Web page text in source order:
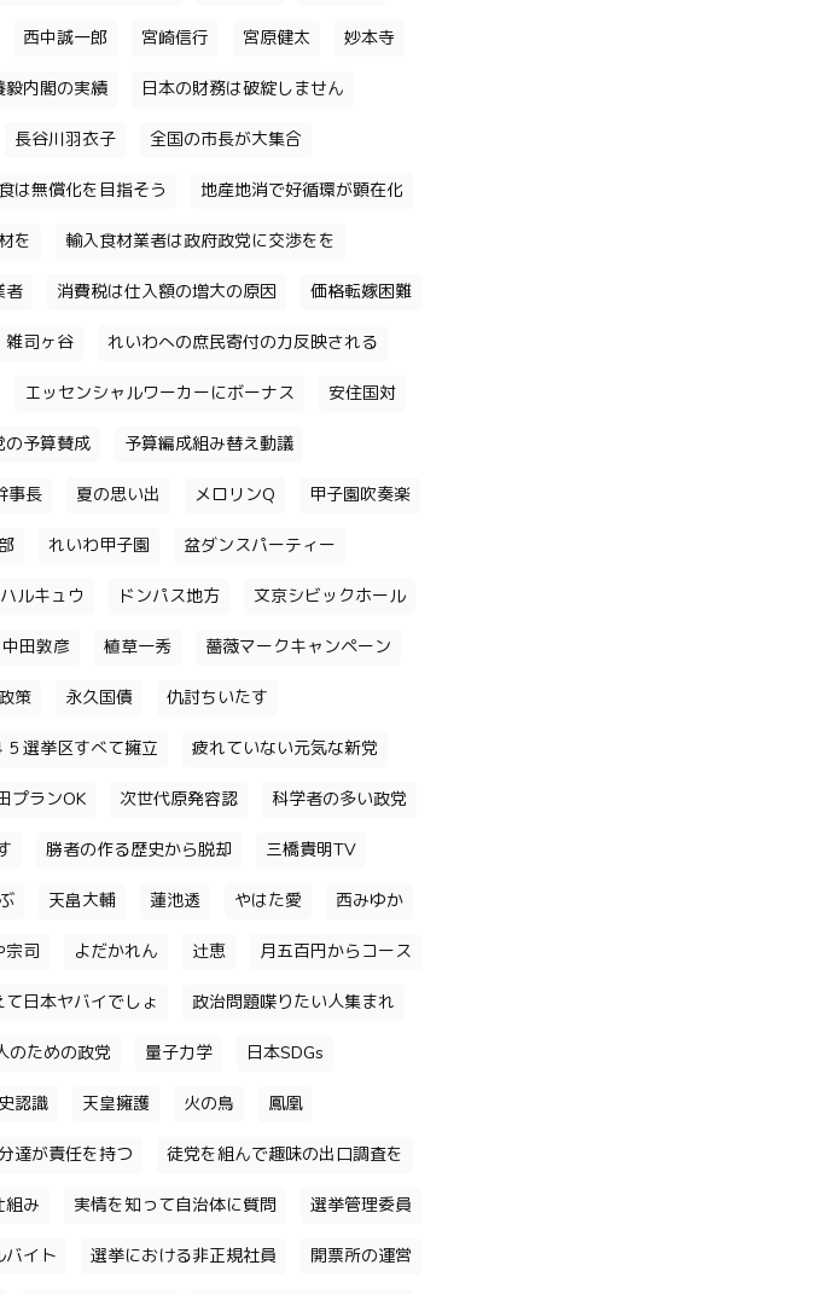
西中誠一郎 宮崎信行 宮原健太 妙本寺
毅内閣の実績 日本の財務は破綻しません
長谷川羽衣子 全国の市長が大集合
は無償化を目指そう 地産地消で好循環が顕在化
を 輸入食材業者は政府政党に交渉をを
者 消費税は仕入額の増大の原因 価格転嫁困難
雑司ヶ谷 れいわへの庶民寄付の力反映される
エッセンシャルワーカーにボーナス 安住国対
の予算賛成 予算編成組み替え動議
事長 夏の思い出 メロリンQ 甲子園吹奏楽
れいわ甲子園 盆ダンスパーティー
ハルキュウ ドンパス地方 文京シビックホール
中田敦彦 植草一秀 薔薇マークキャンペーン
策 永久国債 仇討ちいたす
５選挙区すべて擁立 疲れていない元気な新党
プランOK 次世代原発容認 科学者の多い政党
勝者の作る歴史から脱却 三橋貴明TV
天畠大輔 蓮池透 やはた愛 西みゆか
宗司 よだかれん 辻恵 月五百円からコース
て日本ヤバイでしょ 政治問題喋りたい人集まれ
のための政党 量子力学 日本SDGs
認識 天皇擁護 火の鳥 鳳凰
達が責任を持つ 徒党を組んで趣味の出口調査を
組み 実情を知って自治体に質問 選挙管理委員
バイト 選挙における非正規社員 開票所の運営